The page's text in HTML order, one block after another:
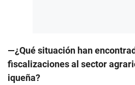
—¿Qué situación han
fiscalizaciones al sector
iqueña?